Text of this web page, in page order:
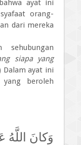
ayat ini
orang-
dari mereka
sehubungan
siapa yang
Dalam ayat ini
beroleh
وَكانَ